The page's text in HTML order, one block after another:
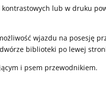
lub w druku
wjazdu na posesję
biblioteki po lewej
i psem przewodnikiem.